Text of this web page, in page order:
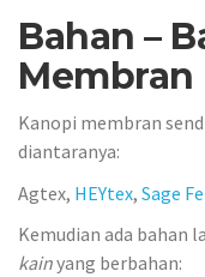
Bahan –
Membran
Kanopi membran
diantaranya:
Agtex, HEYtex, Sage
Kemudian ada bahan
kainyang berbahan: